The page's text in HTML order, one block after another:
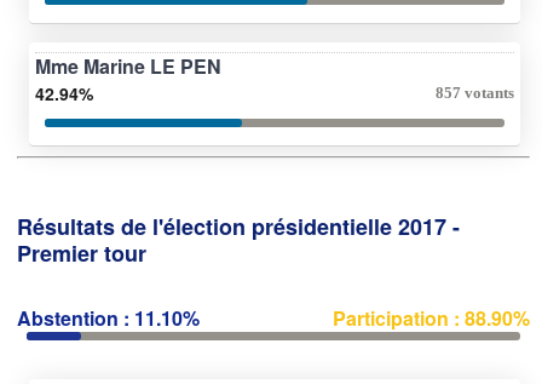
Mme Marine LE PEN
42.94% 857 votants
Résultats de l'élection présidentielle 2017 -
Premier tour
Abstention : 11.10% Participation : 88.90%